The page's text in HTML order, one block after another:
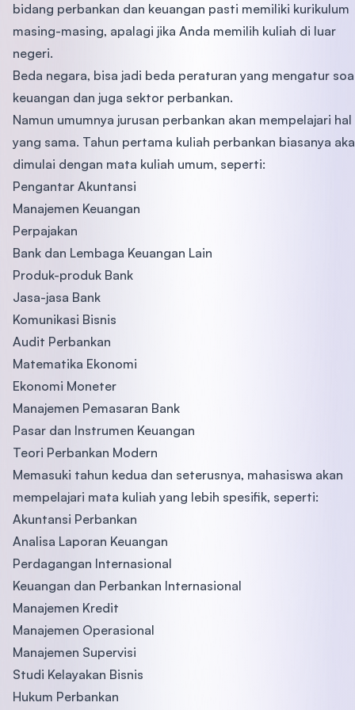
bidang perbankan dan keuangan pasti memiliki kurikulum
masing-masing, apalagi jika Anda memilih kuliah di luar
negeri.
Beda negara, bisa jadi beda peraturan yang mengatur
keuangan dan juga sektor perbankan.
Namun umumnya jurusan perbankan akan mempelajari hal
yang sama. Tahun pertama kuliah perbankan biasanya
dimulai dengan mata kuliah umum, seperti:
Pengantar Akuntansi
Manajemen Keuangan
Perpajakan
Bank dan Lembaga Keuangan Lain
Produk-produk Bank
Jasa-jasa Bank
Komunikasi Bisnis
Audit Perbankan
Matematika Ekonomi
Ekonomi Moneter
Manajemen Pemasaran Bank
Pasar dan Instrumen Keuangan
Teori Perbankan Modern
Memasuki tahun kedua dan seterusnya, mahasiswa akan
mempelajari mata kuliah yang lebih spesifik, seperti:
Akuntansi Perbankan
Analisa Laporan Keuangan
Perdagangan Internasional
Keuangan dan Perbankan Internasional
Manajemen Kredit
Manajemen Operasional
Manajemen Supervisi
Studi Kelayakan Bisnis
Hukum Perbankan